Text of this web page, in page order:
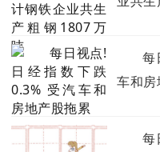
每
车和房
每